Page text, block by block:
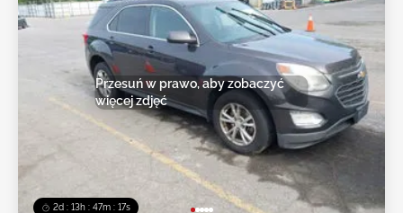
2d : 13h : 47m : 14s
Przesuń w prawo, aby zobaczyć
więcej zdjęć